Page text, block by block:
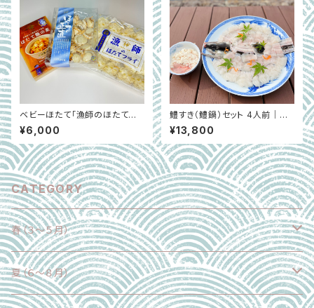
ベビーほたて「漁師のほたてセッ
ト」（ボイルほたて、ほたてフライ、
ほたて飯の素）｜青森県
¥6,000
鱧すき（鱧鍋）セット 4人前｜延
縄漁・沼島沖の鱧｜兵庫県南あ
わじ市 ※6月〜8月末
¥13,800
CATEGORY
春（３～５月）
野菜
夏（６～８月）